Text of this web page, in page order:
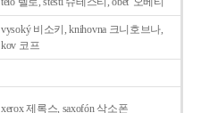
vysoký 비소키, knihovna 크니호브나,
kov 코프
xerox 제록스, saxofón 삭소폰